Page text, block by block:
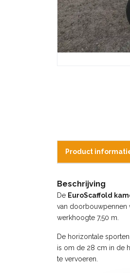
Product
Beschrijving
De EuroScaffold
van doorbouwpennen
werkhoogte 7,50 m.
De horizontale
is om de 28 cm in de
te vervoeren.